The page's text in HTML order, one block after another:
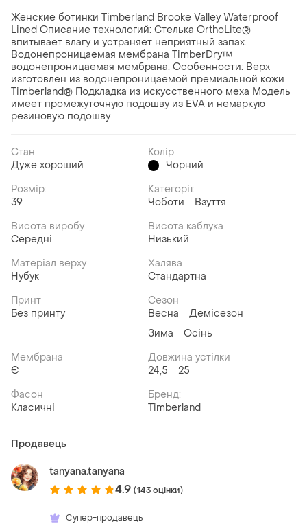
Женские ботинки Timberland Brooke Valley Waterproof
Lined Описание технологий: Стелька OrthoLite®
впитывает влагу и устраняет неприятный запах.
Водонепроницаемая мембрана TimberDry™
водонепроницаемая мембрана. Особенности: Верх
изготовлен из водонепроницаемой премиальной кожи
Timberland® Подкладка из искусственного меха Модель
имеет промежуточную подошву из EVA и немаркую
резиновую подошву
Стан:
Дуже хороший
Колір:
Чорний
Розмір:
39
Категорії:
Чоботи
Взуття
Висота виробу
Середні
Висота каблука
Низький
Матеріал верху
Нубук
Халява
Стандартна
Принт
Без принту
Сезон
Весна
Демісезон
Зима
Осінь
Мембрана
Є
Довжина устілки
24,5
25
Фасон
Класичні
Бренд:
Timberland
Продавець
tanyana.tanyana
4.9 (143 оцінки)
Супер-продавець